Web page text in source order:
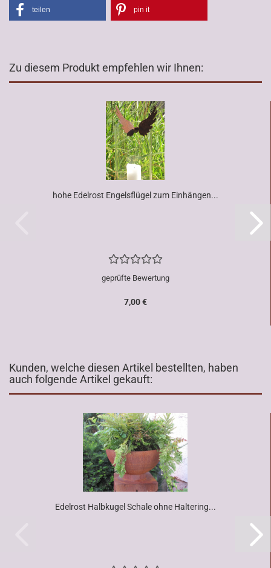
teilen pin it
Zu diesem Produkt empfehlen wir Ihnen:
hohe Edelrost Engelsflügel zum Einhängen...
geprüfte Bewertung
7,00 €
Kunden, welche diesen Artikel bestellten, haben
auch folgende Artikel gekauft:
Edelrost Halbkugel Schale ohne Haltering...